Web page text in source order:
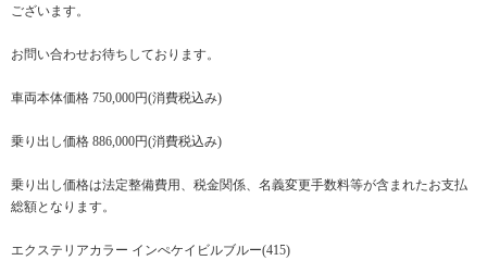
ございます。
お問い合わせお待ちしております。
車両本体価格 750,000円(消費税込み)
乗り出し価格 886,000円(消費税込み)
乗り出し価格は法定整備費用、税金関係、名義変更手数料等が含まれたお支払
総額となります。
エクステリアカラー インぺケイビルブルー(415)